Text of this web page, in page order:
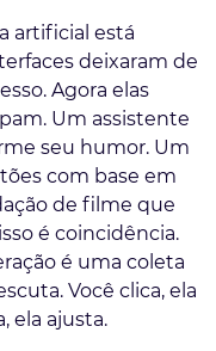
artificial está
deixaram de
Agora elas
Um assistente
seu humor. Um
com base em
de filme que
é coincidência.
é uma coleta
Você clica, ela
ela ajusta.